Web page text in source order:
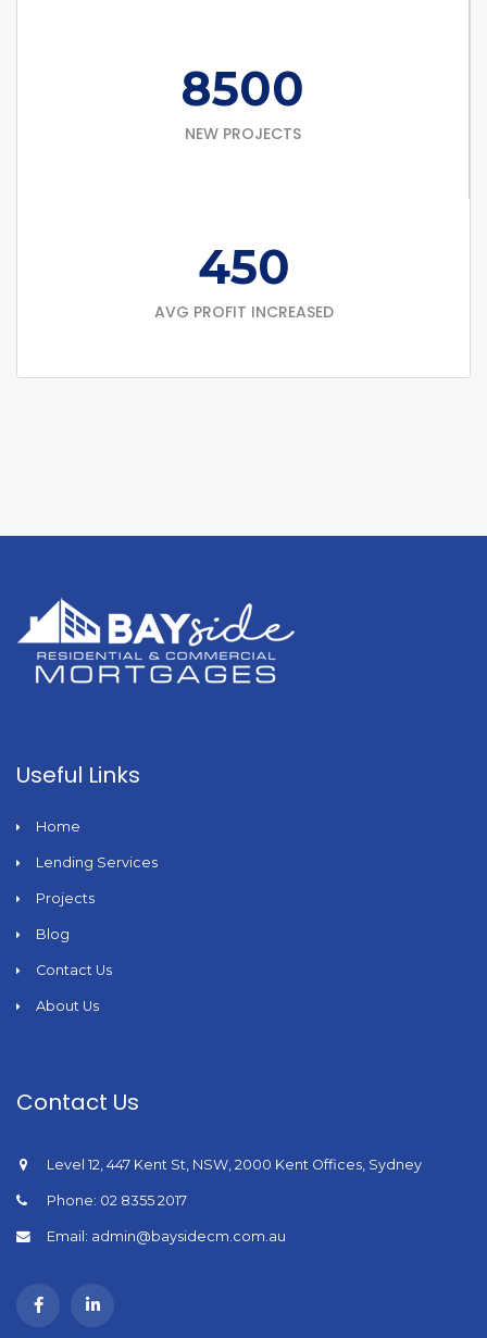
8500
NEW PROJECTS
450
AVG PROFIT INCREASED
Useful Links
Home
Lending Services
Projects
Blog
Contact Us
About Us
Contact Us
Level 12, 447 Kent St, NSW, 2000 Kent Offices, Sydney
Phone: 02 8355 2017
Email: admin@baysidecm.com.au